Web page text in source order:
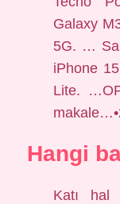
Galaxy
5G. …
iPhone
Lite.
Hangi
Katı hal